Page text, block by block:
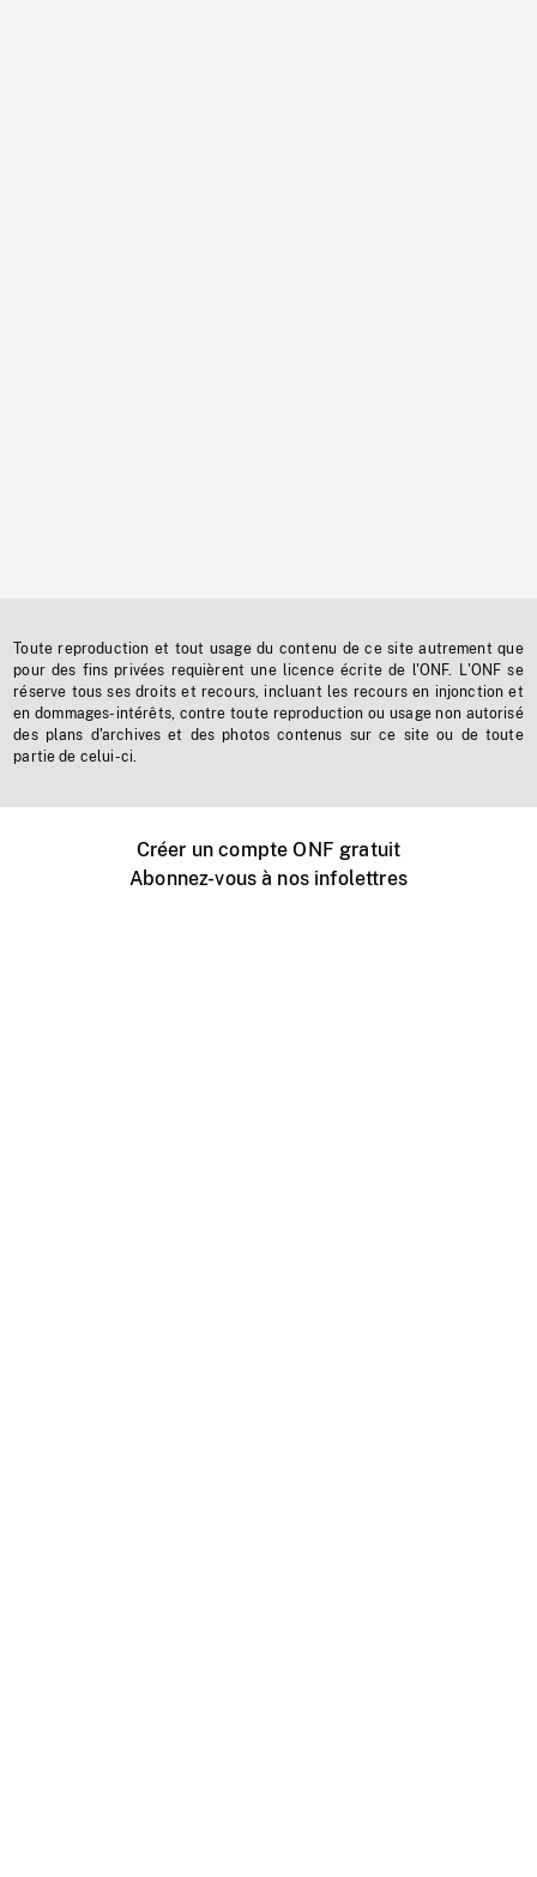
Toute reproduction et tout usage du contenu de ce site autrement que
pour des fins privées requièrent une licence écrite de l'ONF. L'ONF se
réserve tous ses droits et recours, incluant les recours en injonction et
en dommages-intérêts, contre toute reproduction ou usage non autorisé
des plans d'archives et des photos contenus sur ce site ou de toute
partie de celui-ci.
Créer un compte ONF gratuit
Abonnez-vous à nos infolettres